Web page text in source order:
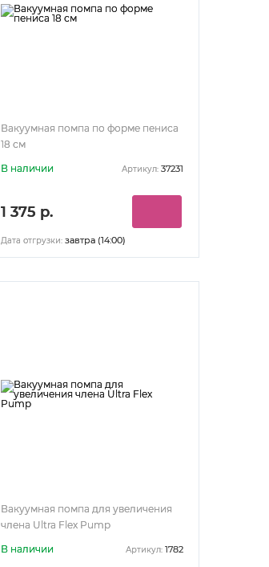
Вакуумная помпа по форме пениса
18 см
В наличии
Артикул: 37231
1 375 р.
Дата отгрузки: завтра (14:00)
Вакуумная помпа для увеличения
члена Ultra Flex Pump
В наличии
Артикул: 1782